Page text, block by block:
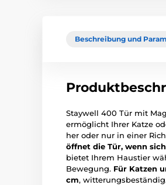
Beschreibung und
Staywell 400 Tür mit
ermöglicht Ihrer Katze
her oder nur in einer
öffnet die Tür, wenn
bietet Ihrem Haustier
Bewegung. Für Katzen
cm,